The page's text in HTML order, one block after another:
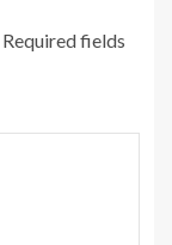
Required fields